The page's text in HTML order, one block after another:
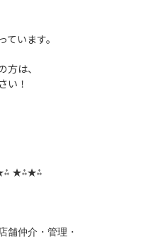
います。
は、
い！
★⁂★⁂
舗仲介・管理・